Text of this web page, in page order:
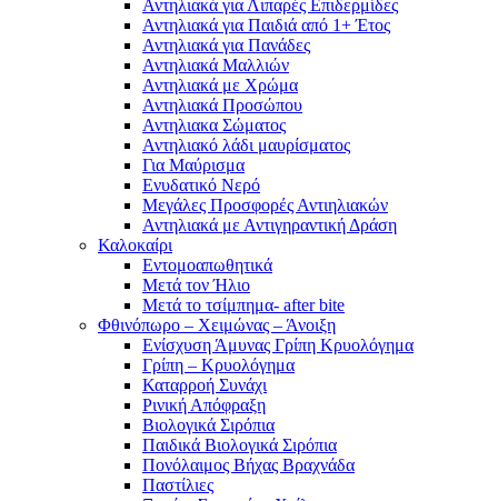
Αντηλιακά για Λιπαρές Επιδερμίδες
Αντηλιακά για Παιδιά από 1+ Έτος
Αντηλιακά για Πανάδες
Αντηλιακά Μαλλιών
Αντηλιακά με Χρώμα
Αντηλιακά Προσώπου
Αντηλιακα Σώματος
Αντηλιακό λάδι μαυρίσματος
Για Μαύρισμα
Ενυδατικό Νερό
Μεγάλες Προσφορές Αντιηλιακών
Αντηλιακά με Αντιγηραντική Δράση
Καλοκαίρι
Εντομοαπωθητικά
Μετά τον Ήλιο
Μετά το τσίμπημα- after bite
Φθινόπωρο – Χειμώνας – Άνοιξη
Ενίσχυση Άμυνας Γρίπη Κρυολόγημα
Γρίπη – Κρυολόγημα
Καταρροή Συνάχι
Ρινική Απόφραξη
Βιολογικά Σιρόπια
Παιδικά Βιολογικά Σιρόπια
Πονόλαιμος Βήχας Βραχνάδα
Παστίλιες